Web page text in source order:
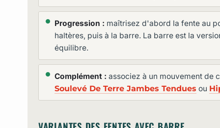
Progression : maîtrisez d'abord la fente au
haltères, puis à la barre. La barre est la
équilibre.
Complément : associez à un mouvement de
Soulevé De Terre Jambes Tendues ou